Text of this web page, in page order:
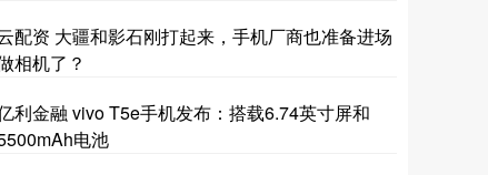
配资 大疆和影石刚打起来，手机厂商也准备进场
相机了？
利金融 vivo T5e手机发布：搭载6.74英寸屏和
电池